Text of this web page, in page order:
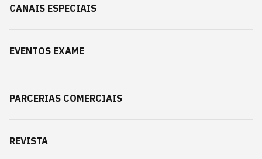
CANAIS ESPECIAIS
EVENTOS EXAME
PARCERIAS COMERCIAIS
REVISTA